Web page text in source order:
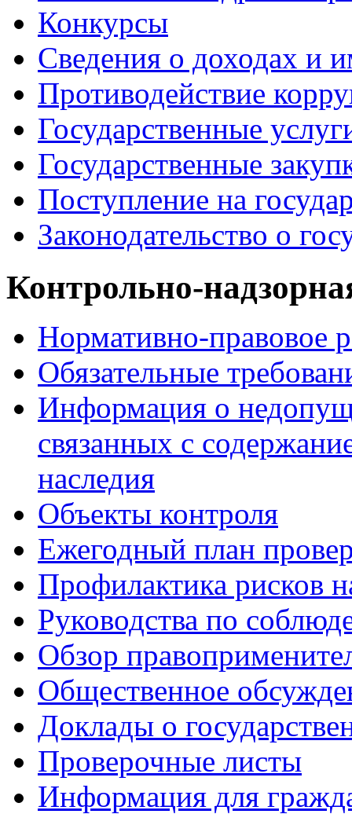
Конкурсы
Сведения о доходах и
Противодействие
Государственные
Государственные
Поступление на
Законодательство о
Контрольно-
Нормативно-правовое
Обязательные
Информация о
связанных с
наследия
Объекты контроля
Ежегодный план
Профилактика рисков
Руководства по
Обзор
Общественное
Доклады о
Проверочные листы
Информация для